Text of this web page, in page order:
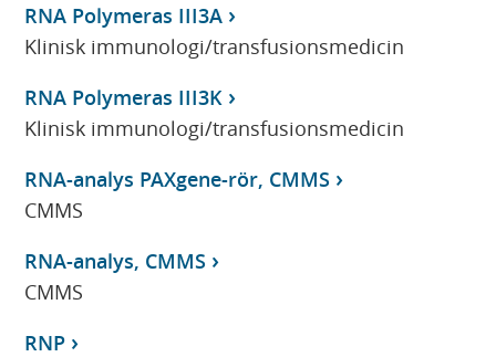
RNA Polymeras III3A
Klinisk immunologi/transfusionsmedicin
RNA Polymeras III3K
Klinisk immunologi/transfusionsmedicin
RNA-analys PAXgene-rör, CMMS
CMMS
RNA-analys, CMMS
CMMS
RNP